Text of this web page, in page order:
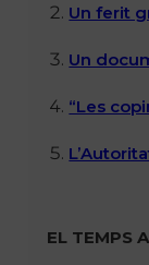
Un ferit
Un
“Les
EL TEMPS